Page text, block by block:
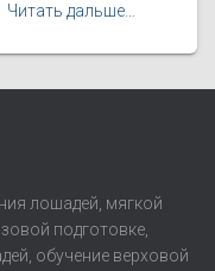
Читать дальше…
лошадей, мягкой
подготовке,
обучение верховой